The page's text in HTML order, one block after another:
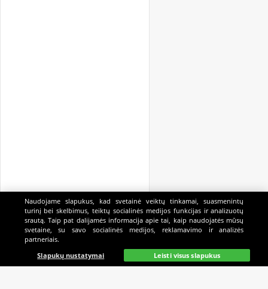
Pagrindinis Gyvai Paieška Mano Kazino
Naudojame slapukus, kad svetainė veiktų tinkamai, suasmenintų
turinį bei skelbimus, teiktų socialinės medijos funkcijas ir analizuotų
srautą. Taip pat dalijamės informacija apie tai, kaip naudojatės mūsų
svetaine, su savo socialinės medijos, reklamavimo ir analizės
partneriais.
Slapukų nustatymai
Leisti visus slapukus